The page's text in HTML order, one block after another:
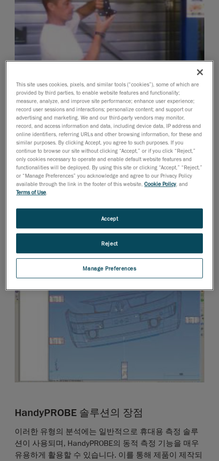
HandyPROBE 솔루션의 장점
이러한 유형의 분석에는 일반적으로 휴대용 측정 솔루
션이 사용되며, HandyPROBE의 동적 측정 기능을 매우
유용하게 활용할 수 있습니다. 이를 통해 제품이 제작되
This site uses cookies, pixels, and similar tools (“cookies”), some of which are
provided by third parties, to enable website features and functionality;
measure, analyze, and improve site performance; enhance user experience;
record user sessions and interactions; personalize content; and support our
advertising and marketing. We and our third-party vendors may monitor,
record, and access information and data, including device data, IP address and
online identifiers, referring URLs and other browsing information, for these and
similar purposes. By clicking Accept, you agree to such purposes. If you
continue to browse our site without clicking “Accept,” or if you click “Reject,”
only cookies necessary to operate and enable default website features and
functionalities will be deployed. By using this site or clicking “Accept,” “Reject,”
or “Manage Preferences” you acknowledge and agree to our Privacy Policy
available through the link in the footer of this website,Cookie Policy, and
Terms of Use.
Manage Preferences
Reject
Accept